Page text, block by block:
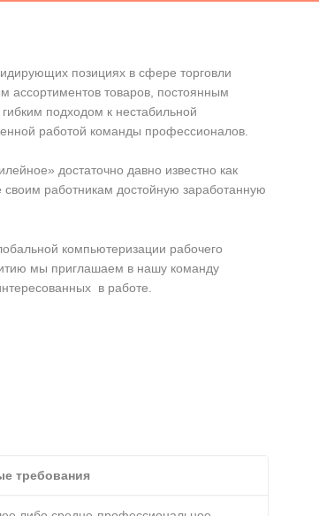
позициях в сфере торговли
ассортиментов товаров, постоянным
подходом к нестабильной
работой команды профессионалов.
достаточно давно известно как
работникам достойную заработанную
компьютеризации рабочего
мы приглашаем в нашу команду
в работе.
требования